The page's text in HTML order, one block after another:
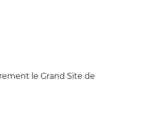
le Grand Site de